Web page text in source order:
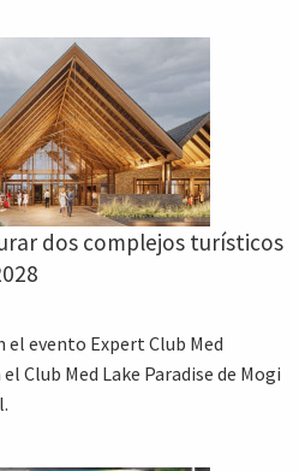
dos complejos turísticos
evento Expert Club Med
Club Med Lake Paradise de Mogi